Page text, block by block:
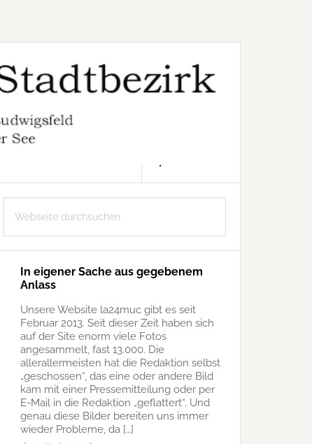
Seitenspalte
durchsuchen
In eigener Sache aus gegebenem
Anlass
Unsere Website la24muc gibt es seit
Februar 2013. Seit dieser Zeit haben sich
auf der Site enorm viele Fotos
angesammelt, fast 13.000. Die
allerallermeisten hat die Redaktion selbst
„geschossen“, das eine oder andere Bild
kam mit einer Pressemitteilung oder per
E-Mail in die Redaktion „geflattert“. Und
genau diese Bilder bereiten uns immer
wieder Probleme, da […]